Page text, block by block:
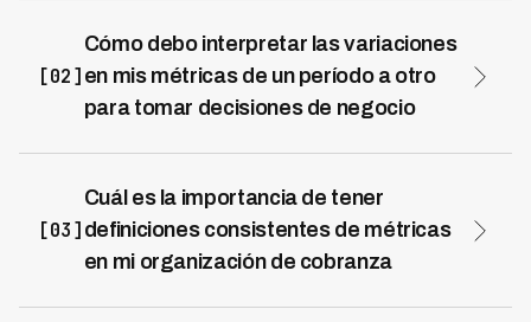
[02]
Cómo debo interpretar las variaciones
en mis métricas de un período a otro
para tomar decisiones de negocio
y ajustes estratégicos para evitar conclusiones
apresuradas. Una caída en tasa de recuperación puede
deberse a mayor volumen de deuda antigua o cambios
demográficos, mientras que un aumento en costo por
[03]
Cuál es la importancia de tener
definiciones consistentes de métricas
en mi organización de cobranza